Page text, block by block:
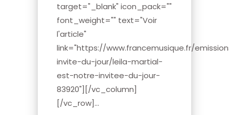
target="_blank" icon_pack=""
font_weight="" text="Voir
l'article"
link="https://www.francemusique.fr/
invite-du-jour/leila-martial-
est-notre-invitee-du-jour-
83920"][/vc_column]
[/vc_row]...